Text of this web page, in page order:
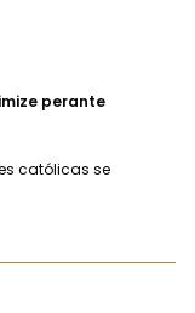
perante
católicas se